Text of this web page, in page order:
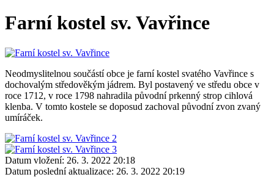
Farní kostel sv. Vavřince
Neodmyslitelnou součástí obce je farní kostel svatého Vavřince s
dochovalým středověkým jádrem. Byl postavený ve středu obce v
roce 1712, v roce 1798 nahradila původní prkenný strop cihlová
klenba. V tomto kostele se doposud zachoval původní zvon zvaný
umíráček.
Datum vložení: 26. 3. 2022 20:18
Datum poslední aktualizace: 26. 3. 2022 20:19